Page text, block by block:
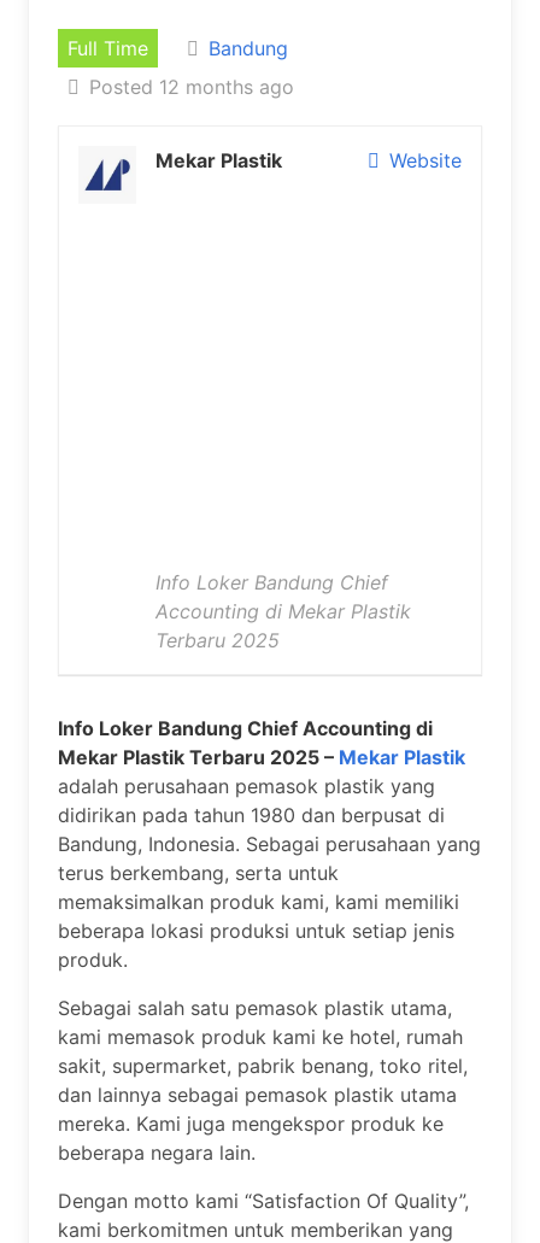
Full Time
Bandung
Posted 12 months ago
Website
Mekar Plastik
Info Loker Bandung Chief
Accounting di Mekar Plastik
Terbaru 2025
Info Loker Bandung Chief Accounting di
Mekar Plastik Terbaru 2025 – Mekar Plastik
adalah perusahaan pemasok plastik yang
didirikan pada tahun 1980 dan berpusat di
Bandung, Indonesia. Sebagai perusahaan yang
terus berkembang, serta untuk
memaksimalkan produk kami, kami memiliki
beberapa lokasi produksi untuk setiap jenis
produk.
Sebagai salah satu pemasok plastik utama,
kami memasok produk kami ke hotel, rumah
sakit, supermarket, pabrik benang, toko ritel,
dan lainnya sebagai pemasok plastik utama
mereka. Kami juga mengekspor produk ke
beberapa negara lain.
Dengan motto kami “Satisfaction Of Quality”,
kami berkomitmen untuk memberikan yang